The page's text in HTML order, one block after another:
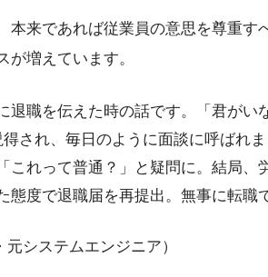
本来であれば従業員の意思を尊重す
が増えています。
退職を伝えた時の話です。「君がい
され、毎日のように面談に呼ばれ
これって普通？」と疑問に。結局、
態度で退職届を再提出。無事に転職
システムエンジニア）